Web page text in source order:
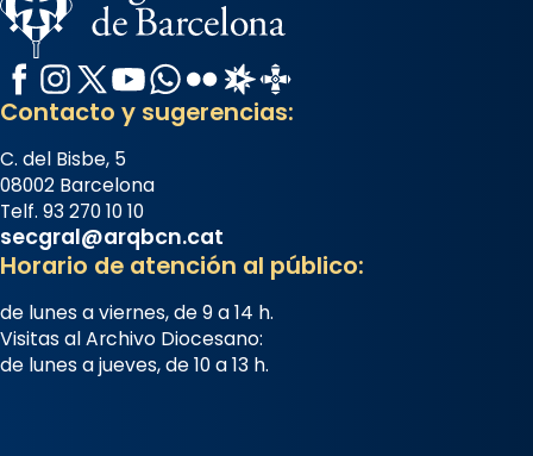
Mataró.
📸 J. Merino
Foto
View on Facebook
Arquebisbat de Barcelona
Catedral de Barcelona.
Aquest dilluns, 27 de juliol, ha
tingut lloc la missa d’acció de
Facebook
Instagram
X / Twitter
YouTube
WhatsApp
FlickrRadio Estel
Catalunya Cristiana
Contacto y sugerencias:
C. del Bisbe, 5
08002 Barcelona
Telf. 93 270 10 10
secgral@arqbcn.cat
Horario de atención al público:
de lunes a viernes, de 9 a 14 h.
Visitas al Archivo Diocesano:
de lunes a jueves, de 10 a 13 h.